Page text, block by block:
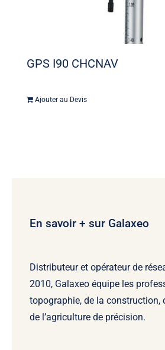
GPS I90 CHCNAV
Ajouter au Devis
En savoir + sur Galaxeo
Distributeur et opérateur de
2010, Galaxeo équipe les
topographie, de la construction,
de l’agriculture de précision.